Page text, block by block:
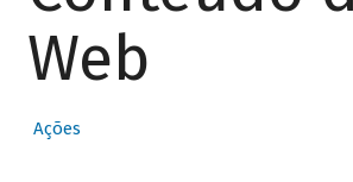
Web
Ações